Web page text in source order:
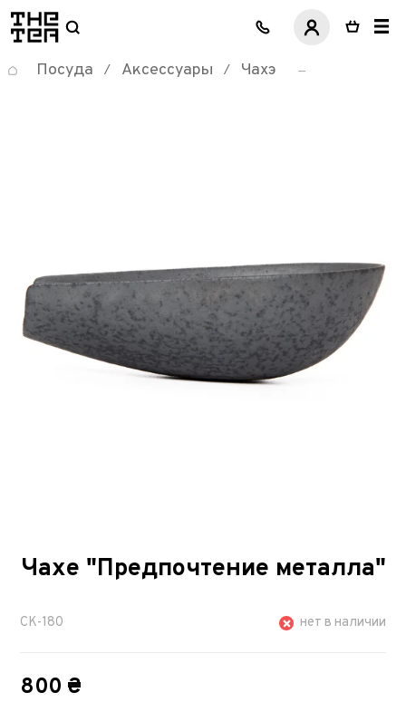
логотип
Посуда / Аксессуары / Чахэ
Чахе "Предпочтение металла"
СК-180 нет в наличии
800 ₴